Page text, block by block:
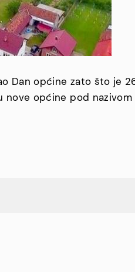
Dan općine zato što je
općine pod